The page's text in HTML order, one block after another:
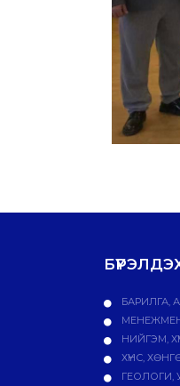
БАРИЛГА,
НИЙГЭМ,
ХҮНС,
ГЕОЛОГИ,